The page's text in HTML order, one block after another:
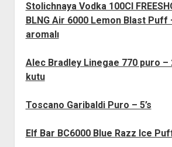
Stolichnaya Vodka 100Cl
BLNG Air 6000 Lemon Blast Puff
aromalı
Alec Bradley Linegae 770 puro –
kutu
Toscano Garibaldi Puro – 5’s
Elf Bar BC6000 Blue Razz Ice